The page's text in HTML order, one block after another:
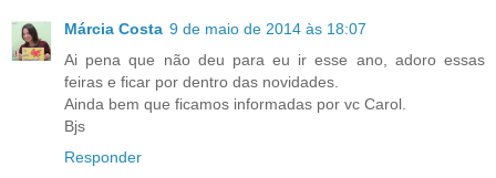
Márcia Costa 9 de maio de 2014 às 18:07
Ai pena que não deu para eu ir esse ano, adoro essas
feiras e ficar por dentro das novidades.
Ainda bem que ficamos informadas por vc Carol.
Bjs
Responder